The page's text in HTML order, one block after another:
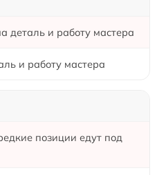
деталь и работу мастера
и работу мастера
позиции едут под